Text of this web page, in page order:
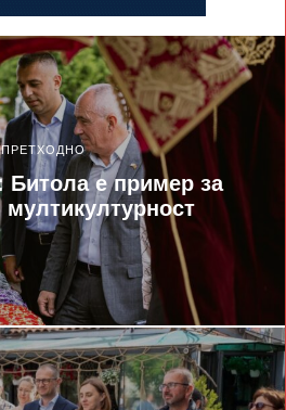
ПРЕТХОДНО
Битола е пример за